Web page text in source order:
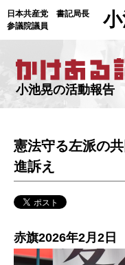
日本共産党 書記局長
参議院議員
小池晃の活動報告
憲法守る左派の
進訴え
赤旗2026年2月2日